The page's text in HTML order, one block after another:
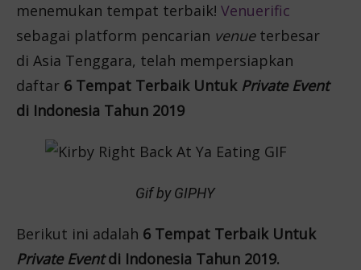
menemukan tempat terbaik! Venuerific
sebagai platform pencarian venueterbesar
di Asia Tenggara, telah mempersiapkan
daftar 6 Tempat Terbaik Untuk Private Event
di Indonesia Tahun 2019
Gif by GIPHY
Berikut ini adalah 6 Tempat Terbaik Untuk
Private Eventdi Indonesia Tahun 2019.